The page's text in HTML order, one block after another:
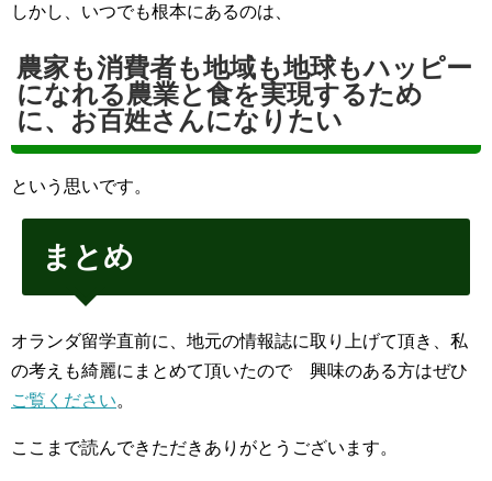
しかし、いつでも根本にあるのは、
農家も消費者も地域も地球もハッピー
になれる農業と食を実現するため
に、 お百姓さんになりたい
という思いです。
まとめ
オランダ留学直前に、地元の情報誌に取り上げて頂き、私
の考えも綺麗にまとめて頂いたので 興味のある方はぜひ
ご覧ください。
ここまで読んできただきありがとうございます。